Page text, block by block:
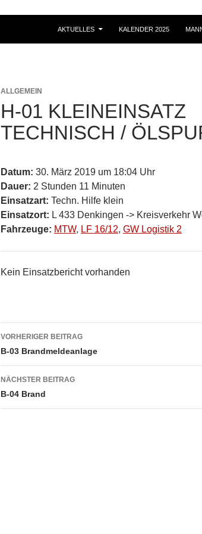
AKTUELLES
KALENDER 2025
ALLGEMEIN
H-01 KLEINEINSATZ
TECHNISCH /
Datum: 30. März 2019 um 18:04 Uhr
Dauer: 2 Stunden 11 Minuten
Einsatzart: Techn. Hilfe klein
Einsatzort: L 433 Denkingen -> Kreisverkehr
Fahrzeuge: MTW, LF 16/12, GW Logistik 2
Kein Einsatzbericht vorhanden
Beitragsnavigation
VORHERIGER BEITRAG
B-03 Brandmeldeanlage
NÄCHSTER BEITRAG
B-04 Brand